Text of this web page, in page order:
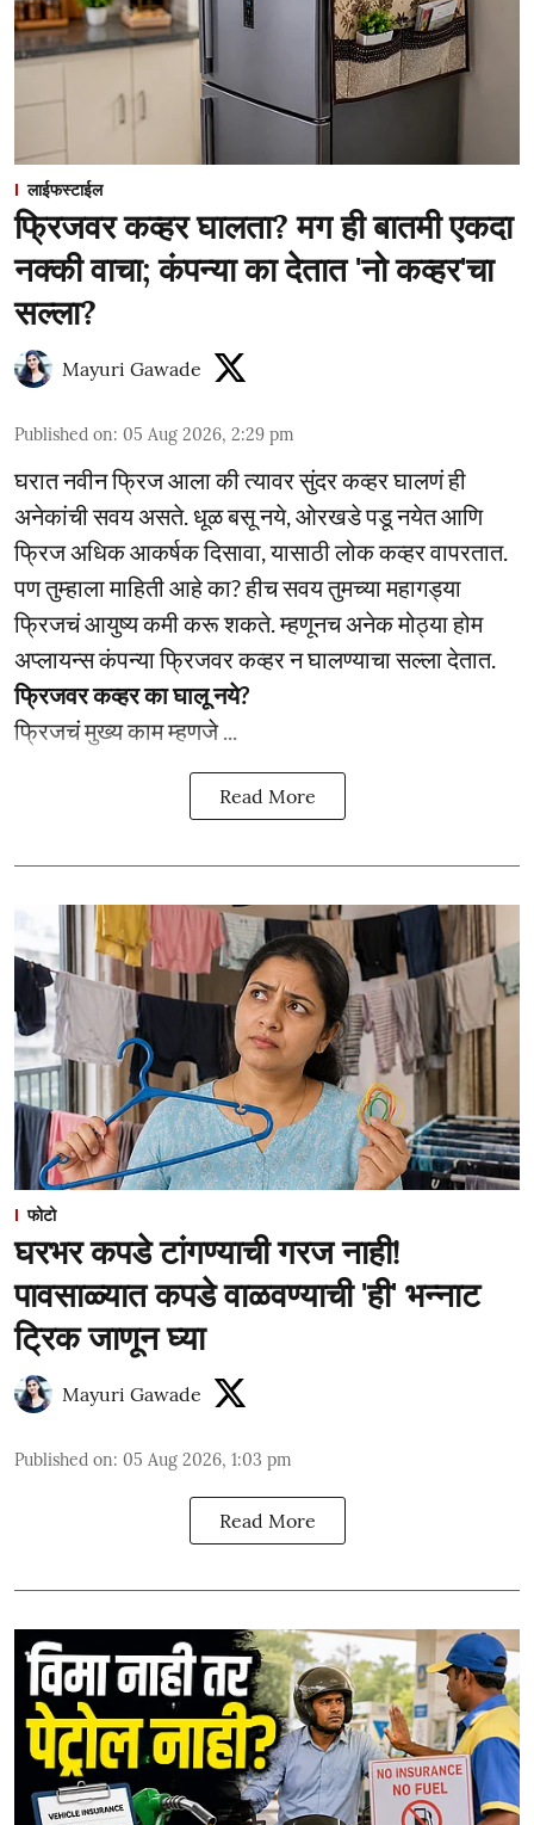
लाईफस्टाईल
फ्रिजवर कव्हर घालता? मग ही बातमी एकदा
नक्की वाचा; कंपन्या का देतात 'नो कव्हर'चा
सल्ला?
Mayuri Gawade
Published on: 05 Aug 2026, 2:29 pm
घरात नवीन फ्रिज आला की त्यावर सुंदर कव्हर घालणं ही
अनेकांची सवय असते. धूळ बसू नये, ओरखडे पडू नयेत आणि
फ्रिज अधिक आकर्षक दिसावा, यासाठी लोक कव्हर वापरतात.
पण तुम्हाला माहिती आहे का? हीच सवय तुमच्या महागड्या
फ्रिजचं आयुष्य कमी करू शकते. म्हणूनच अनेक मोठ्या होम
अप्लायन्स कंपन्या फ्रिजवर कव्हर न घालण्याचा सल्ला देतात.
फ्रिजवर कव्हर का घालू नये?
फ्रिजचं मुख्य काम म्हणजे ...
Read More
फोटो
घरभर कपडे टांगण्याची गरज नाही!
पावसाळ्यात कपडे वाळवण्याची 'ही' भन्नाट
ट्रिक जाणून घ्या
Mayuri Gawade
Published on: 05 Aug 2026, 1:03 pm
Read More